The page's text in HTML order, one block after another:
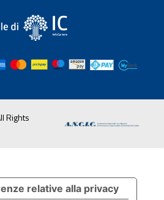
Rights
relative alla privacy